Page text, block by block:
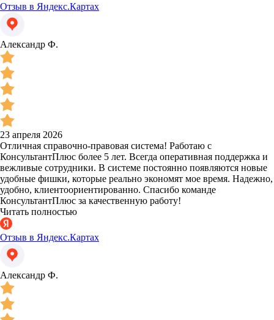
Отзыв в Яндекс.Картах
Александр Ф.
23 апреля 2026
Отличная справочно-правовая система! Работаю с
КонсультантПлюс более 5 лет. Всегда оперативная поддержка и
вежливые сотрудники. В системе постоянно появляются новые
удобные фишки, которые реально экономят мое время. Надежно,
удобно, клиентоориентированно. Спасибо команде
КонсультантПлюс за качественную работу!
Читать полностью
Отзыв в Яндекс.Картах
Александр Ф.